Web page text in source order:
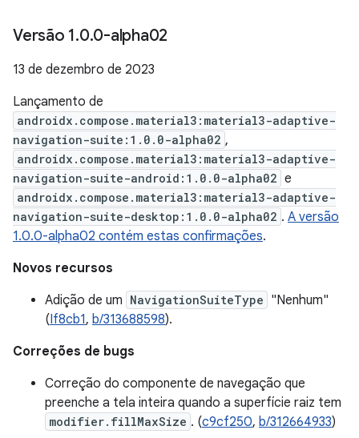
Versão 1.0.0-alpha02
13 de dezembro de 2023
Lançamento de
androidx.compose.material3:material3-adaptive-
navigation-suite:1.0.0-alpha02 ,
androidx.compose.material3:material3-adaptive-
navigation-suite-android:1.0.0-alpha02 e
androidx.compose.material3:material3-adaptive-
navigation-suite-desktop:1.0.0-alpha02 . A versão
1.0.0-alpha02 contém estas confirmações.
Novos recursos
Adição de um NavigationSuiteType "Nenhum"
(If8cb1, b/313688598).
Correções de bugs
Correção do componente de navegação que
preenche a tela inteira quando a superfície raiz tem
modifier.fillMaxSize . (c9cf250, b/312664933)